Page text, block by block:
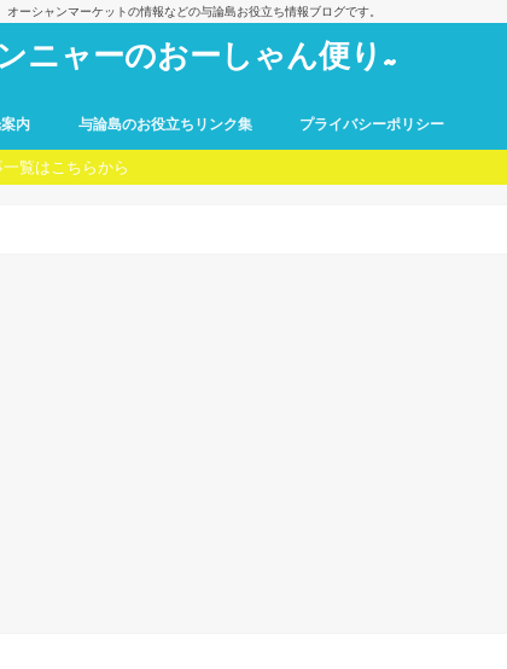
ーシャンマーケットの情報などの与論島お役立ち情報ブログです。
ニャーのおーしゃん便り~
内 与論島のお役立ちリンク集 プライバシーポリシー
覧はこちらから